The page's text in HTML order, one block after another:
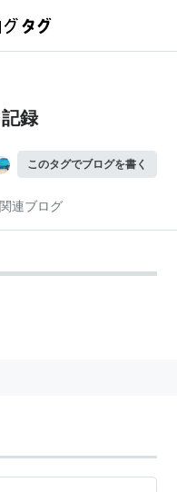
録
このタグでブログを書く
関連ブログ